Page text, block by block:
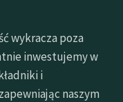
wykracza poza
inwestujemy w
i
naszym